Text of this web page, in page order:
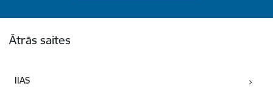
Ātrās saites
IIAS